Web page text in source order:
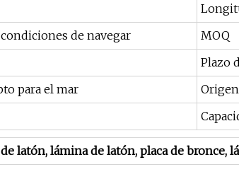
de navegar MOQ
Plazo
para el mar Origen
latón, lámina de latón, placa de bronce,